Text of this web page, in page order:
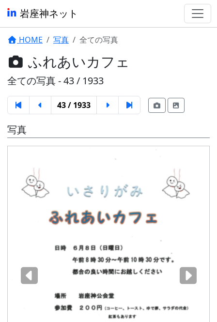
岩座神ネット
HOME 写真 全ての写真
ふれあいカフェ
全ての写真 - 43 / 1933
43 / 1933
写真